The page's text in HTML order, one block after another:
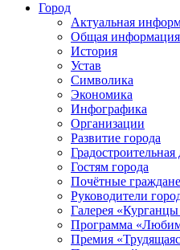
Город
Актуальная
Общая информация
История
Устав
Символика
Экономика
Инфографика
Организации
Развитие города
Градостроительная
Гостям города
Почётные граждане
Руководители
Галерея «Курганцы
Программа
Премия